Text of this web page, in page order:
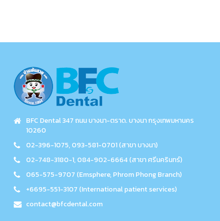
BFC Dental 347 ถนน บางนา-ตราด. บางนา กรุงเทพมหานคร
10260
02-396-1075, 093-581-0701 (สาขา บางนา)
02-748-3180-1, 084-902-6664 (สาขา ศรีนครินทร์)
065-575-9707 (Emsphere, Phrom Phong Branch)
+6695-551-3107 (International patient services)
contact@bfcdental.com